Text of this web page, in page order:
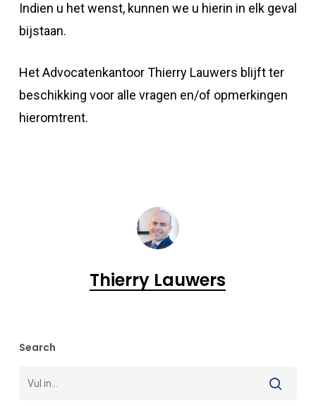
Indien u het wenst, kunnen we u hierin in elk geval
bijstaan.
Het Advocatenkantoor Thierry Lauwers blijft ter
beschikking voor alle vragen en/of opmerkingen
hieromtrent.
Thierry Lauwers
Search